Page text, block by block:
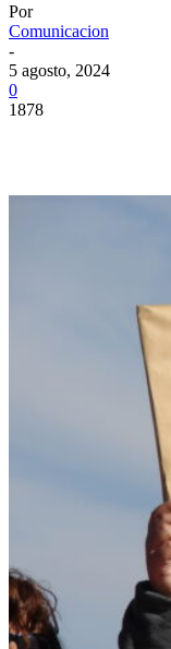
Por
Comunicacion
-
5 agosto, 2024
0
1878